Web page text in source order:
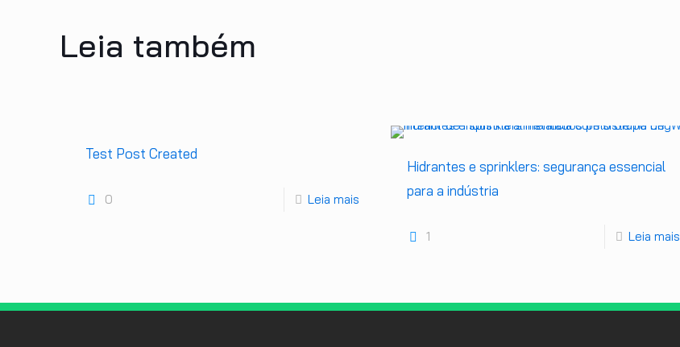
Leia também
Test Post Created
0 Leia mais
Hidrantes e sprinklers: segurança essencial
para a indústria
1 Leia mais